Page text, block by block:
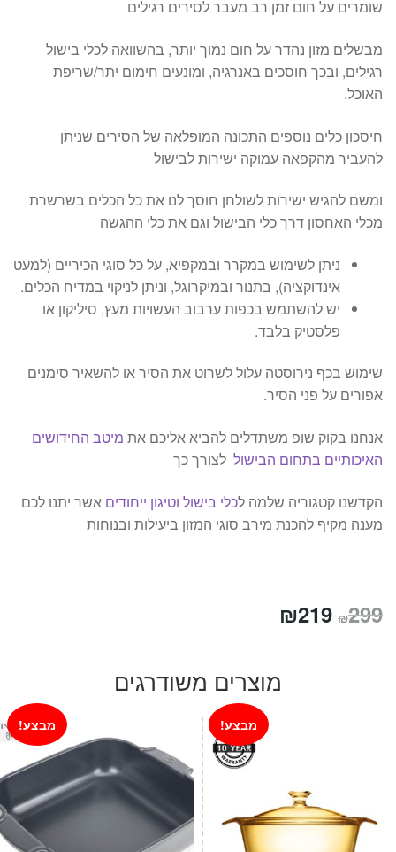
שומרים על חום זמן רב מעבר לסירים רגילים
מבשלים מזון נהדר על חום נמוך יותר, בהשוואה לכלי בישול
רגילים, ובכך חוסכים באנרגיה, ומונעים חימום יתר/שריפת
האוכל.
חיסכון כלים נוספים התכונה המופלאה של הסירים שניתן
להעביר מהקפאה עמוקה ישירות לבישול
ומשם להגיש ישירות לשולחן חוסך לנו את כל הכלים בשרשרת
מכלי האחסון דרך כלי הבישול וגם את כלי ההגשה
ניתן לשימוש במקרר ובמקפיא, על כל סוגי הכיריים (למעט
אינדוקציה), בתנור ובמיקרוגל, וניתן לניקוי במדיח הכלים.
יש להשתמש בכפות ערבוב העשויות מעץ, סיליקון או
פלסטיק בלבד.
שימוש בכף נירוסטה עלול לשרוט את הסיר או להשאיר סימנים
אפורים על פני הסיר.
אנחנו בקוק שופ משתדלים להביא אליכם את מיטב החידושים
האיכותיים בתחום הבישול לצורך כך
הקדשנו קטגוריה שלמה לכלי בישול וטיגון ייחודים אשר יתנו לכם
מענה מקיף להכנת מירב סוגי המזון ביעילות ובנוחות
₪299 המחיר
₪219
הוא:
₪219.
מוצרים משודרגים
מבצע! מבצע!